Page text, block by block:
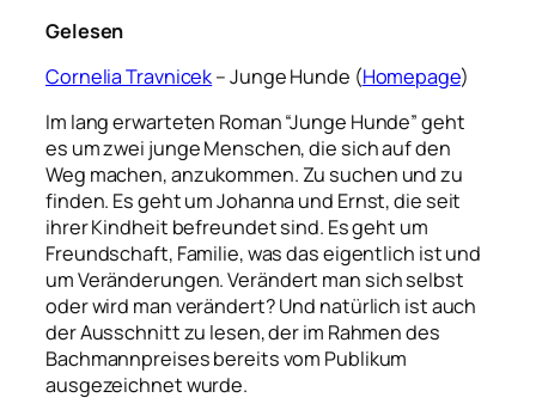
Gelesen
Cornelia Travnicek– Junge Hunde (Homepage)
Im lang erwarteten Roman “Junge Hunde” geht
es um zwei junge Menschen, die sich auf den
Weg machen, anzukommen. Zu suchen und zu
finden. Es geht um Johanna und Ernst, die seit
ihrer Kindheit befreundet sind. Es geht um
Freundschaft, Familie, was das eigentlich ist und
um Veränderungen.Verändert man sich selbst
oder wird man verändert? Und natürlich ist auch
der Ausschnitt zu lesen, der im Rahmen des
Bachmannpreises bereits vom Publikum
ausgezeichnet wurde.